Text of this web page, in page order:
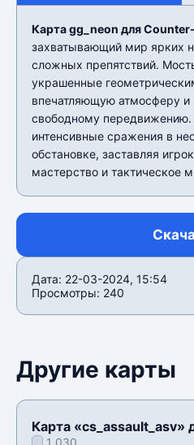
Карта gg_neon для
захватывающий мир ярких
сложных препятствий.
украшенные
впечатляющую атмосферу и
свободному передвижению.
интенсивные сражения в
обстановке, заставляя
мастерство и тактическое
Дата: 22-03-2024, 15:54
Просмотры: 240
Другие карты
Карта «cs_assault_asv»
1 030